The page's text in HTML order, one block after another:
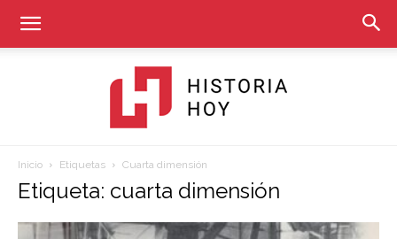
Historia
Inicio Etiquetas Cuarta dimensión
Etiqueta: cuarta dimensión